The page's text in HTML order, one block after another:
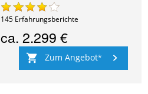
145 Erfahrungsberichte
ca. 2.299 €
Zum Angebot